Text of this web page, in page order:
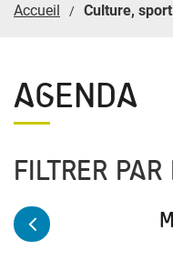
Accueil Culture,
AGENDA
FILTRER PAR